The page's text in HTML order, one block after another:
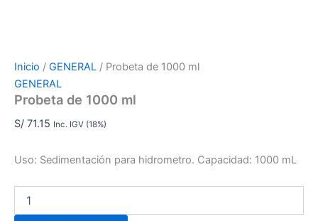
Inicio / GENERAL / Probeta de 1000 ml
GENERAL
Probeta de 1000 ml
S/ 71.15 Inc. IGV (18%)
Uso: Sedimentación para hidrometro. Capacidad: 1000 mL